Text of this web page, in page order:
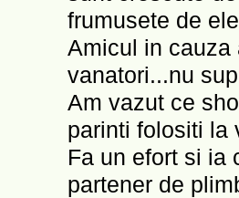
frumusete de
Amicul in cauza
vanatori...nu
Am vazut ce
parinti folositi la
Fa un efort si ia
partener de